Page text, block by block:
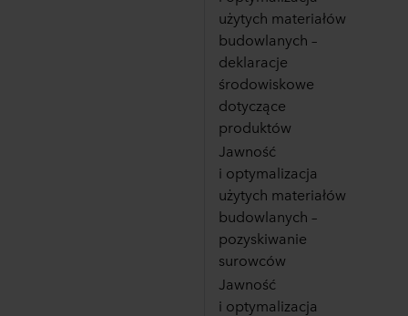
użytych materiałów
budowlanych –
deklaracje
środowiskowe
dotyczące
produktów
Jawność
i optymalizacja
użytych materiałów
budowlanych –
pozyskiwanie
surowców
Jawność
i optymalizacja